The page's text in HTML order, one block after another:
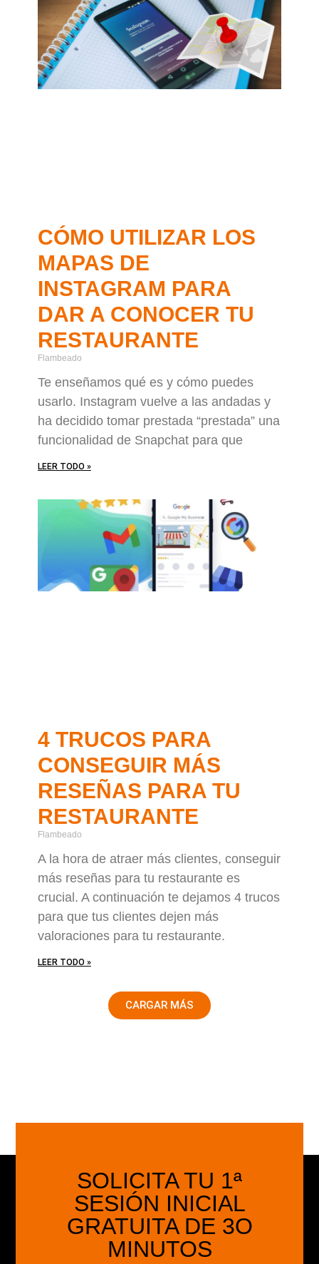
CÓMO UTILIZAR LOS
MAPAS DE
INSTAGRAM PARA
DAR A CONOCER TU
RESTAURANTE
Flambeado
Te enseñamos qué es y cómo puedes
usarlo. Instagram vuelve a las andadas y
ha decidido tomar prestada “prestada” una
funcionalidad de Snapchat para que
LEER TODO »
4 TRUCOS PARA
CONSEGUIR MÁS
RESEÑAS PARA TU
RESTAURANTE
Flambeado
A la hora de atraer más clientes, conseguir
más reseñas para tu restaurante es
crucial. A continuación te dejamos 4 trucos
para que tus clientes dejen más
valoraciones para tu restaurante.
LEER TODO »
CARGAR MÁS
SOLICITA TU 1ª
SESIÓN INICIAL
GRATUITA DE 3O
MINUTOS